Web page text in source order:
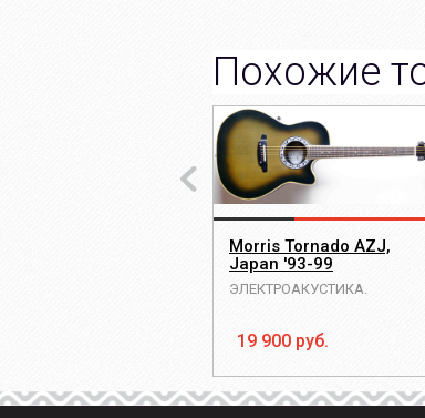
Похожие
Morris Tornado AZJ,
Japan '93-99
ЭЛЕКТРОАКУСТИКА.
19 900 руб.